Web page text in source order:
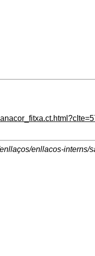
enllacos-interns/